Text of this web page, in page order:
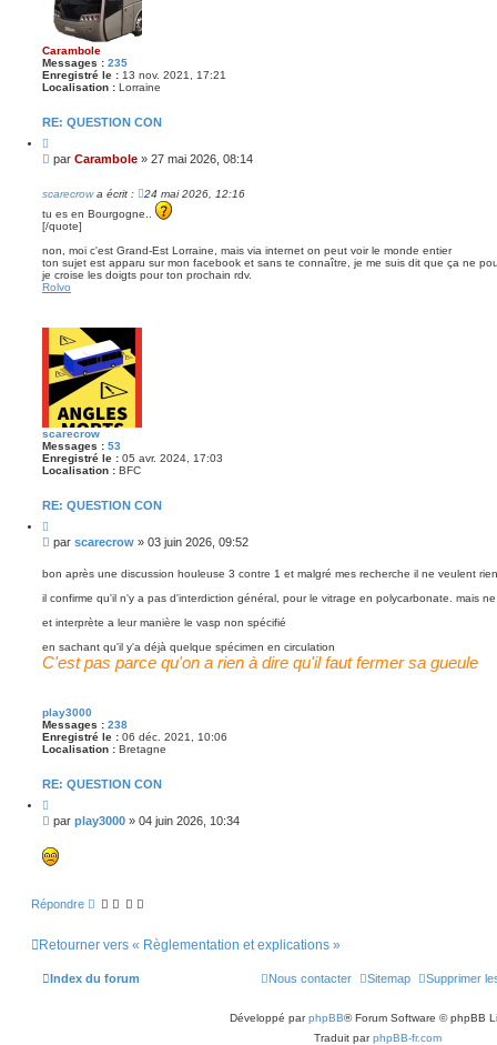
Carambole
Messages : 235
Enregistré le : 13 nov. 2021, 17:21
Localisation : Lorraine
RE: QUESTION CON
i
t
M
a
g
e
par Carambole » 27 mai 2026, 08:14
scarecrowa écrit :
24 mai 2026, 12:16
tu es en Bourgogne..
[/quote]
non, moi c'est Grand-Est Lorraine, mais via internet on peut voir le monde entier
ton sujet est apparu sur mon facebook et sans te connaître, je me suis dit que ça ne
je croise les doigts pour ton prochain rdv.
Rolvo
scarecrow
Messages : 53
Enregistré le : 05 avr. 2024, 17:03
Localisation : BFC
RE: QUESTION CON
i
t
r
M
s
a
g
par scarecrow » 03 juin 2026, 09:52
bon après une discussion houleuse 3 contre 1 et malgré mes recherche il ne veulent
il confirme qu'il n'y a pas d'interdiction général, pour le vitrage en polycarbonate. mais
et interprète a leur manière le vasp non spécifié
en sachant qu'il y'a déjà quelque spécimen en circulation
C'est pas parce qu'on a rien à dire qu'il faut fermer sa gueule
play3000
Messages : 238
Enregistré le : 06 déc. 2021, 10:06
Localisation : Bretagne
RE: QUESTION CON
i
t
r
M
s
s
e
par play3000 » 04 juin 2026, 10:34
Répondre
Retourner vers « Règlementation et explications »
Index du forum Supprimer
Sitemap
Nous contacter
Développé parphpBB® Forum Software © phpBB
Traduit parphpBB-fr.com